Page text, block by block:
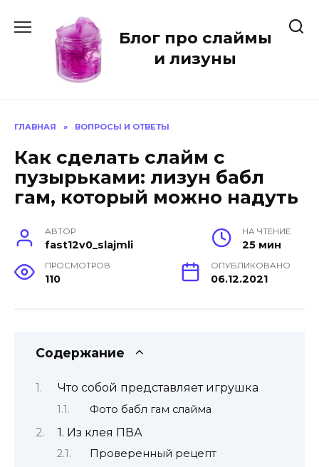
содержанию
Блог про слаймы
и лизуны
ГЛАВНАЯ » ВОПРОСЫ И ОТВЕТЫ
Как сделать слайм с
пузырьками: лизун бабл
гам, который можно надуть
АВТОР
fast12v0_slajmli
НА ЧТЕНИЕ
25 мин
ПРОСМОТРОВ
110
ОПУБЛИКОВАНО
06.12.2021
Содержание
Что собой представляет игрушка
Фото бабл гам слайма
1. Из клея ПВА
Проверенный рецепт